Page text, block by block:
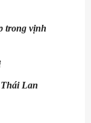
trong vịnh
Lan